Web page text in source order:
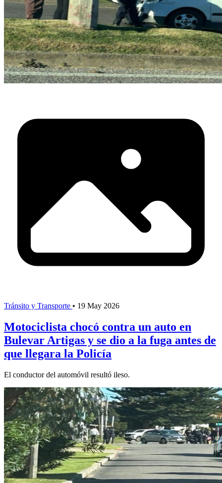
Tránsito y Transporte • 19 May 2026
Motociclista chocó contra un auto en
Bulevar Artigas y se dio a la fuga antes de
que llegara la Policía
El conductor del automóvil resultó ileso.